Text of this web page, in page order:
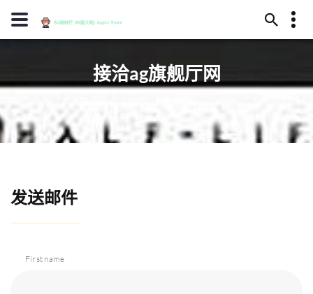
13594780181
酒泉市元殊之涧277号
diyipingpai@www.j9.com
接洽ag旗舰厅网
发送邮件
First name